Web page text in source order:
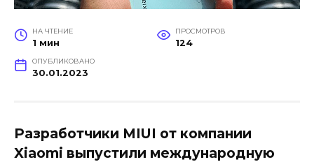
НА ЧТЕНИЕ
1 мин
ПРОСМОТРОВ
124
ОПУБЛИКОВАНО
30.01.2023
Разработчики MIUI от компании
Xiaomi выпустили международную